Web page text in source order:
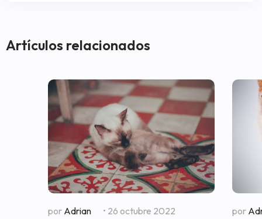
Artículos relacionados
por Adrian • 26 octubre 2022 por